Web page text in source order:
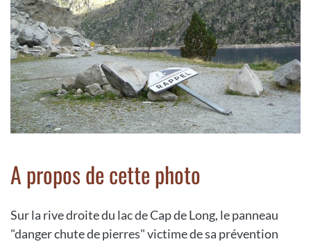
A propos de cette photo
Sur la rive droite du lac de Cap de Long, le panneau
"danger chute de pierres" victime de sa prévention